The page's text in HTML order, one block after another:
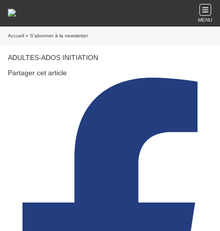
MENU
Accueil » S'abonner à la newsletter
ADULTES-ADOS INITIATION
Partager cet article